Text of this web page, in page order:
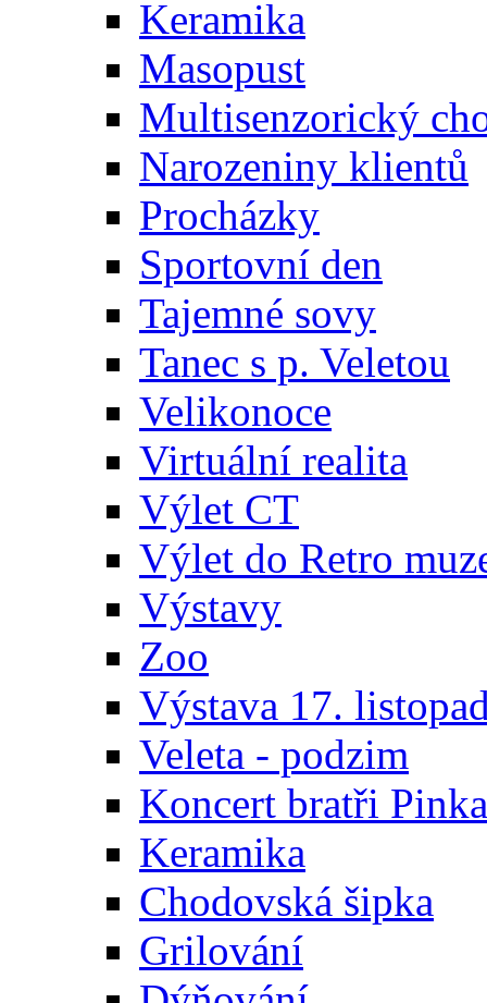
Keramika
Masopust
Multisenzorický
Narozeniny klientů
Procházky
Sportovní den
Tajemné sovy
Tanec s p. Veletou
Velikonoce
Virtuální realita
Výlet CT
Výlet do Retro
Výstavy
Zoo
Výstava 17.
Veleta - podzim
Koncert bratři
Keramika
Chodovská šipka
Grilování